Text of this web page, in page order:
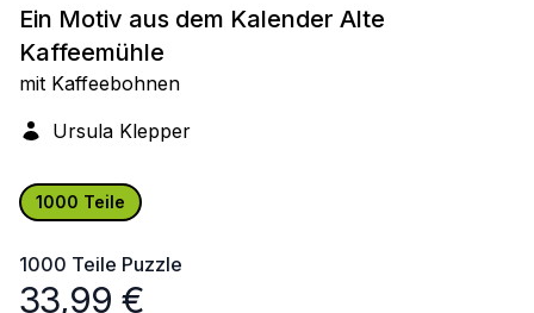
Ein Motiv aus dem Kalender Alte
Kaffeemühle
mit Kaffeebohnen
Ursula Klepper
1000 Teile
1000 Teile Puzzle
33,99 €